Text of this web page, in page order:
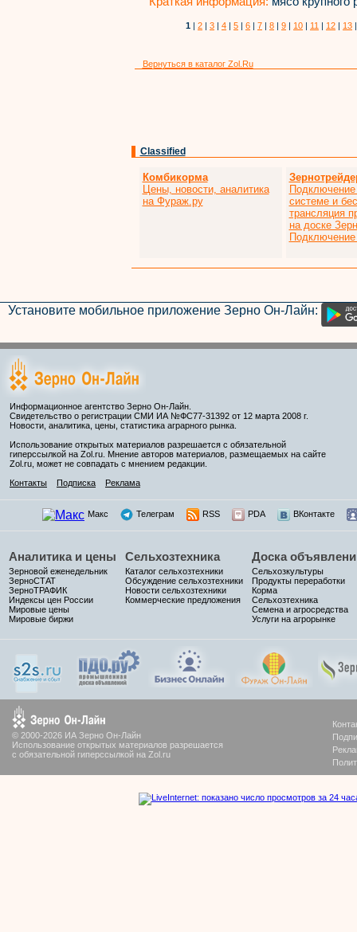
1 | 2 | 3 | 4 | 5 | 6 | 7 | 8 | 9 | 10 | 11 | 12 | 13
Вернуться в каталог Zol.Ru
Classified
Комбикорма
Цены, новости, аналитика
на Фураж.ру
Подключение
системе и
трансляция
на доске
Установите мобильное приложение Зерно Он-Лайн:
Информационное агентство Зерно Он-Лайн.
Свидетельство о регистрации СМИ ИА №ФС77-31392 от 12 марта 2008 г.
Новости, аналитика, цены, статистика аграрного рынка.
Использование открытых материалов разрешается с обязательной
гиперссылкой на Zol.ru. Мнение авторов материалов, размещаемых на сайте
Zol.ru, может не совпадать с мнением редакции.
Контакты
Подписка Реклама
Макс Телеграм RSS PDA ВКонтакте
Аналитика и цены
Зерновой еженедельник
ЗерноСТАТ
ЗерноТРАФИК
Индексы цен России
Мировые цены
Мировые биржи
Сельхозтехника
Каталог сельхозтехники
Обсуждение сельхозтехники
Новости сельхозтехники
Коммерческие предложения
Доска
Сельхозкультуры
Продукты переработки
Корма
Сельхозтехника
Семена и агросредства
Услуги на агрорынке
© 2000-2026 ИА Зерно Он-Лайн
Использование открытых материалов разрешается
с обязательной гиперссылкой на Zol.ru